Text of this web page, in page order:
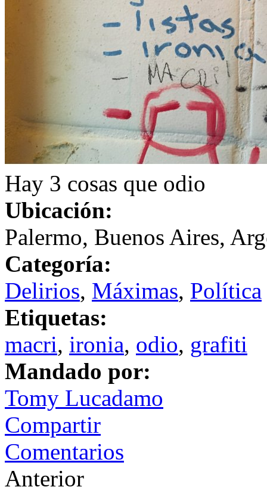
Hay 3 cosas que odio
Ubicación:
Palermo, Buenos Aires,
Categoría:
Delirios, Máximas, Política
Etiquetas:
macri, ironia, odio, grafiti
Mandado por:
Tomy Lucadamo
Compartir
Comentarios
Anterior